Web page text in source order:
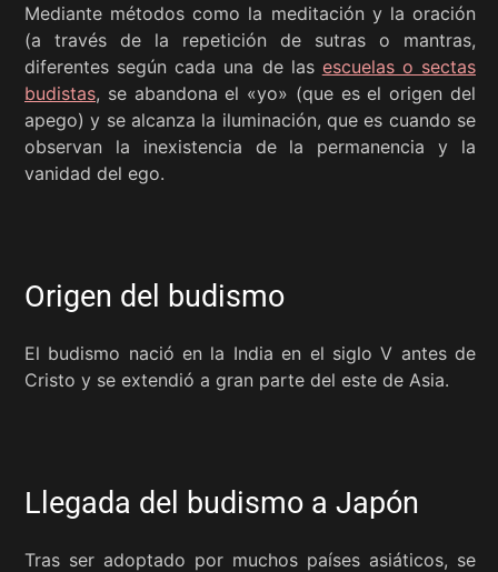
Mediante métodos como la meditación y la oración
(a través de la repetición de sutras o mantras,
diferentes según cada una de las escuelas o sectas
budistas, se abandona el «yo» (que es el origen del
apego) y se alcanza la iluminación, que es cuando se
observan la inexistencia de la permanencia y la
vanidad del ego.
Origen del budismo
El budismo nació en la India en el siglo V antes de
Cristo y se extendió a gran parte del este de Asia.
Llegada del budismo a Japón
Tras ser adoptado por muchos países asiáticos, se